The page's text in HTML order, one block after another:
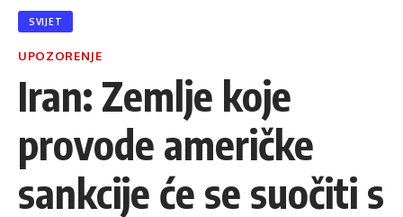
SVIJET
UPOZORENJE
Iran: Zemlje koje
provode američke
sankcije će se suočiti s